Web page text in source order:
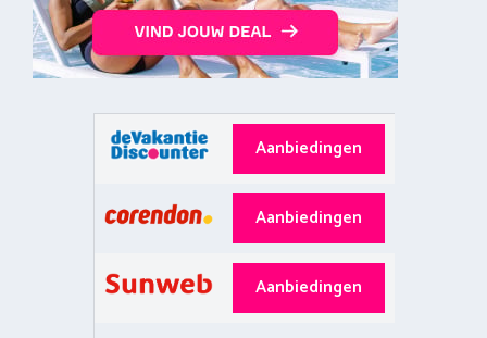
Aanbiedingen
Aanbiedingen
Aanbiedingen